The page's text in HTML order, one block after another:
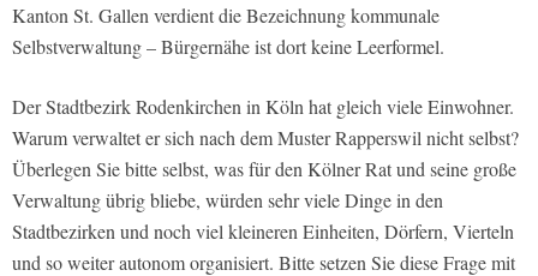
Kanton St. Gallen verdient die Bezeichnung kommunale
Selbstverwaltung – Bürgernähe ist dort keine Leerformel.
Der Stadtbezirk Rodenkirchen in Köln hat gleich viele Einwohner.
Warum verwaltet er sich nach dem Muster Rapperswil nicht selbst?
Überlegen Sie bitte selbst, was für den Kölner Rat und seine große
Verwaltung übrig bliebe, würden sehr viele Dinge in den
Stadtbezirken und noch viel kleineren Einheiten, Dörfern, Vierteln
und so weiter autonom organisiert. Bitte setzen Sie diese Frage mit